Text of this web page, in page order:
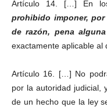
Artículo 14. […] En
prohibido imponer,
de razón, pena alguna
exactamente aplicable al
Artículo 16. […] No
por la autoridad judicial,
de un hecho que la ley